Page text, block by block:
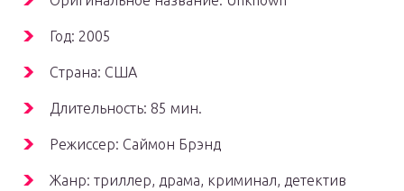
Год: 2005
Страна: США
Длительность: 85 мин.
Режиссер: Саймон Брэнд
Жанр: триллер, драма, криминал, детектив